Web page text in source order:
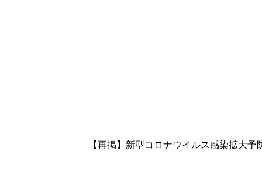
【再掲】新型コロナウイルス感染拡大